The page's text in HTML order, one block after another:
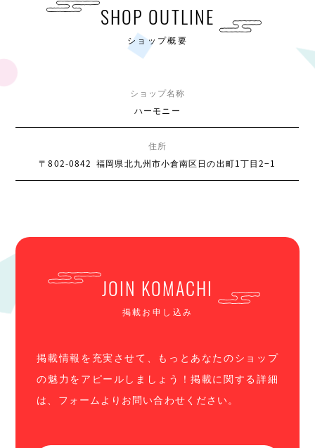
SHOP OUTLINE
ショップ概要
ショップ名称
ハーモニー
住所
〒802-0842 福岡県北九州市小倉南区日の出町1丁目2−1
JOIN KOMACHI
掲載お申し込み
掲載情報を充実させて、もっとあなたのショップ
の魅力をアピールしましょう！掲載に関する詳細
は、フォームよりお問い合わせください。